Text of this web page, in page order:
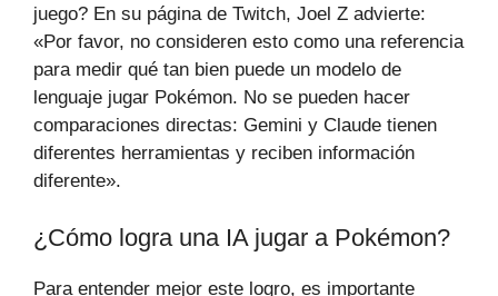
juego? En su página de Twitch, Joel Z advierte:
«Por favor, no consideren esto como una referencia
para medir qué tan bien puede un modelo de
lenguaje jugar Pokémon. No se pueden hacer
comparaciones directas: Gemini y Claude tienen
diferentes herramientas y reciben información
diferente».
¿Cómo logra una IA jugar a Pokémon?
Para entender mejor este logro, es importante